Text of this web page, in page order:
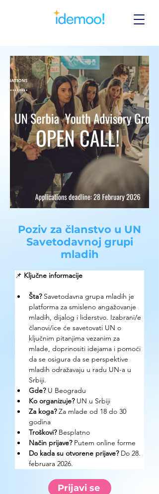
Poziv za članstvo u UN
Savetodavnoj grupi
mladih
📌 Ključne informacije
Šta? Savetodavna grupa mladih je
platforma za smisleno angažovanje
mladih, dijalog i liderstvo. Izabrani/e
članovi/ice će savetovati UN o
ključnim pitanjima vezanim za
mlade, doprinositi idejama i pomoći
da se osigura da se perspektive
mladih odražavaju u radu UN-a u
Srbiji.
Gde? U Beogradu
Ko organizuje? UN u Srbiji
Za koga? Za mlade od 18 do 30
godina
Troškovi? Besplatno
Način prijave? Putem online forme
Do kada su otvorene prijave? Do 28.
februara 2026.
Prijavi se